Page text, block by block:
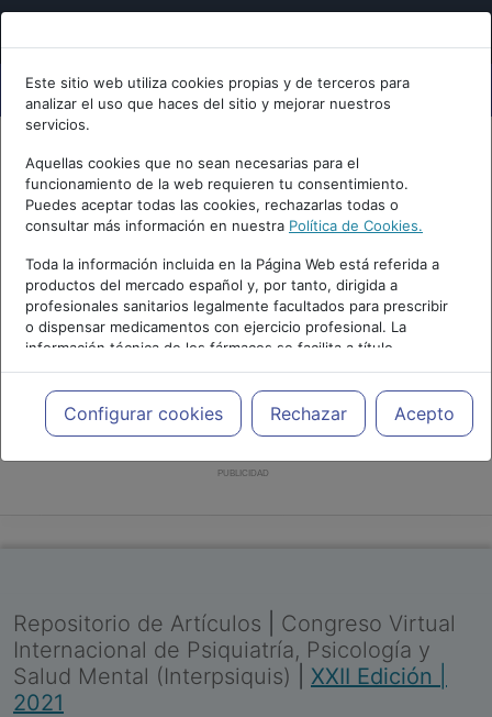
Este sitio web utiliza cookies propias y de terceros para
analizar el uso que haces del sitio y mejorar nuestros
servicios.
Aquellas cookies que no sean necesarias para el
funcionamiento de la web requieren tu consentimiento.
Puedes aceptar todas las cookies, rechazarlas todas o
consultar más información en nuestra Política de Cookies.
Toda la información incluida en la Página Web está referida a
productos del mercado español y, por tanto, dirigida a
profesionales sanitarios legalmente facultados para prescribir
o dispensar medicamentos con ejercicio profesional. La
información técnica de los fármacos se facilita a título
meramente informativo, siendo responsabilidad de los
profesionales facultados prescribir medicamentos y decidir, en
cada caso concreto, el tratamiento más adecuado a las
necesidades del paciente.
Configurar cookies Rechazar Acepto
PUBLICIDAD
Repositorio de Artículos
Congreso Virtual
Internacional de Psiquiatría, Psicología y
Salud Mental (Interpsiquis)
XXII Edición |
2021